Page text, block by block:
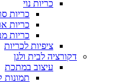
כריות נוי
כריות
כריות
כריות
ציפיות לכריות
דקורציה לבית ולגן
עיצוב במתכת